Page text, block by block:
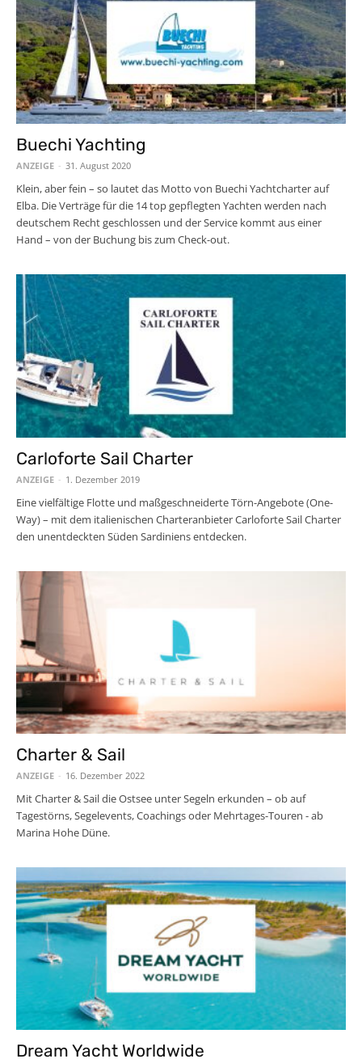
Buechi Yachting
ANZEIGE - 31. August 2020
Klein, aber fein – so lautet das Motto von Buechi Yachtcharter auf
Elba. Die Verträge für die 14 top gepflegten Yachten werden nach
deutschem Recht geschlossen und der Service kommt aus einer
Hand – von der Buchung bis zum Check-out.
Carloforte Sail Charter
ANZEIGE - 1. Dezember 2019
Eine vielfältige Flotte und maßgeschneiderte Törn-Angebote (One-
Way) – mit dem italienischen Charteranbieter Carloforte Sail Charter
den unentdeckten Süden Sardiniens entdecken.
Charter & Sail
ANZEIGE - 16. Dezember 2022
Mit Charter & Sail die Ostsee unter Segeln erkunden – ob auf
Tagestörns, Segelevents, Coachings oder Mehrtages-Touren - ab
Marina Hohe Düne.
Dream Yacht Worldwide